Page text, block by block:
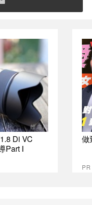
Di VC
Part Ⅰ
做